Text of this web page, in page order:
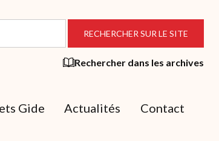
Rechercher dans les archives
Gide Actualités Contact